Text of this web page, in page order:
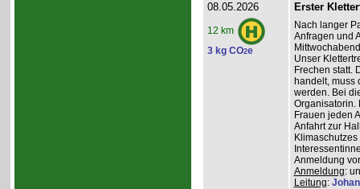
08.05.2026
12 km
3 kg CO2e
Erster
Nach langer
Anfragen und
Unser
Frechen statt.
handelt, muss
werden. Bei
Organisatorin.
Frauen jeden
Anfahrt zur
Anmeldung
Anmeldung:
Leitung: